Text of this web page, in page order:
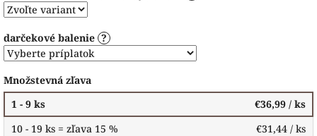
darčekové balenie ?
Množstevná zľava
1 - 9 ks
€36,99 / ks
10 - 19 ks = zľava 15 %
€31,44 / ks